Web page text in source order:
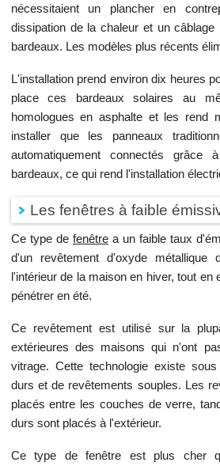
nécessitaient un plancher en
dissipation de la chaleur et un
bardeaux. Les modèles plus récents
L'installation prend environ dix heures
place ces bardeaux solaires au
homologues en asphalte et les rend
installer que les panneaux
automatiquement connectés grâce
bardeaux, ce qui rend l'installation
Les fenêtres à faible
Ce type de fenêtrea un faible taux
d'un revêtement d'oxyde métallique
l'intérieur de la maison en hiver, tout en
pénétrer en été.
Ce revêtement est utilisé sur la
extérieures des maisons qui n'ont
vitrage. Cette technologie existe
durs et de revêtements souples. Les
placés entre les couches de verre,
durs sont placés à l'extérieur.
Ce type de fenêtre est plus cher